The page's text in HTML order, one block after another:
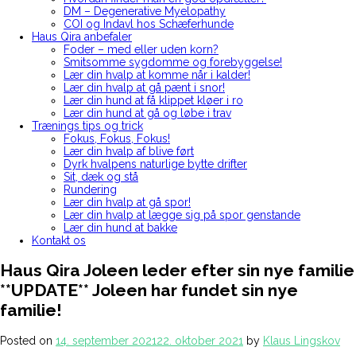
DM – Degenerative Myelopathy
COI og Indavl hos Schæferhunde
Haus Qira anbefaler
Foder – med eller uden korn?
Smitsomme sygdomme og forebyggelse!
Lær din hvalp at komme når i kalder!
Lær din hvalp at gå pænt i snor!
Lær din hund at få klippet kløer i ro
Lær din hund at gå og løbe i trav
Trænings tips og trick
Fokus, Fokus, Fokus!
Lær din hvalp af blive ført
Dyrk hvalpens naturlige bytte drifter
Sit, dæk og stå
Rundering
Lær din hvalp at gå spor!
Lær din hvalp at lægge sig på spor genstande
Lær din hund at bakke
Kontakt os
Haus Qira Joleen leder efter sin nye familie
**UPDATE** Joleen har fundet sin nye
familie!
Posted on 14. september 202122. oktober 2021 by Klaus Lingskov